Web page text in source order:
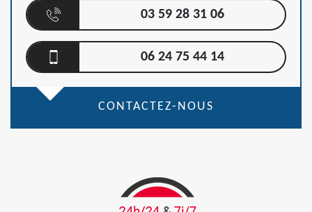
03 59 28 31 06
06 24 75 44 14
CONTACTEZ-NOUS